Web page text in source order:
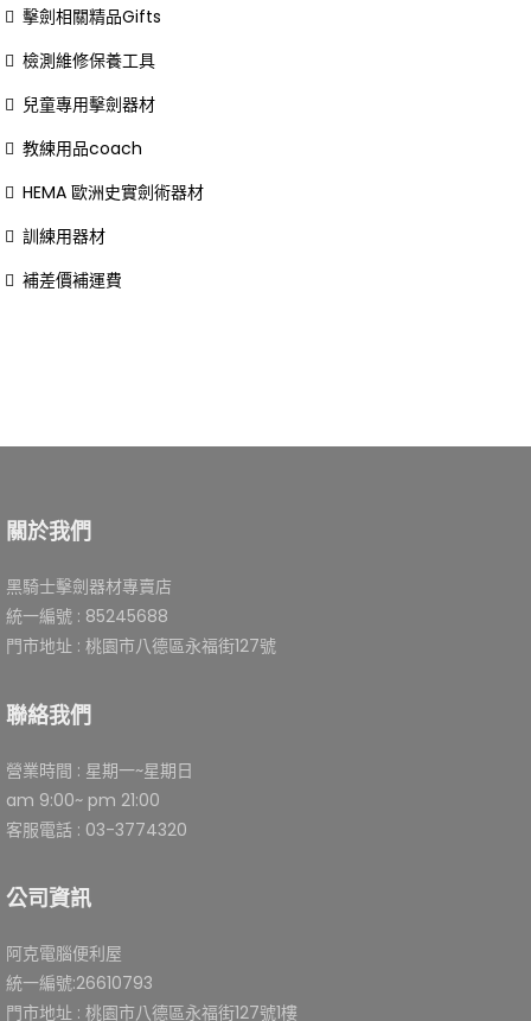
擊劍相關精品Gifts
檢測維修保養工具
兒童專用擊劍器材
教練用品coach
HEMA 歐洲史實劍術器材
訓練用器材
補差價補運費
關於我們
黑騎士擊劍器材專賣店
統一編號 : 85245688
門市地址 : 桃園市八德區永福街127號
聯絡我們
營業時間 : 星期一~星期日
am 9:00~ pm 21:00
客服電話 : 03-3774320
公司資訊
阿克電腦便利屋
統一編號:26610793
門市地址 : 桃園市八德區永福街127號1樓